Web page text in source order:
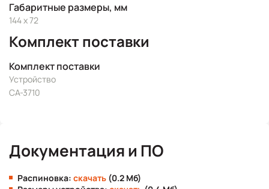
Габаритные размеры, мм
144 x 72
Комплект поставки
Комплект поставки
Устройство
CA-3710
Документация и ПО
Распиновка: скачать (0.2 Мб)